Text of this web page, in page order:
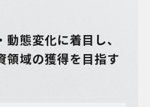
態変化に着目し、
領域の獲得を目指す